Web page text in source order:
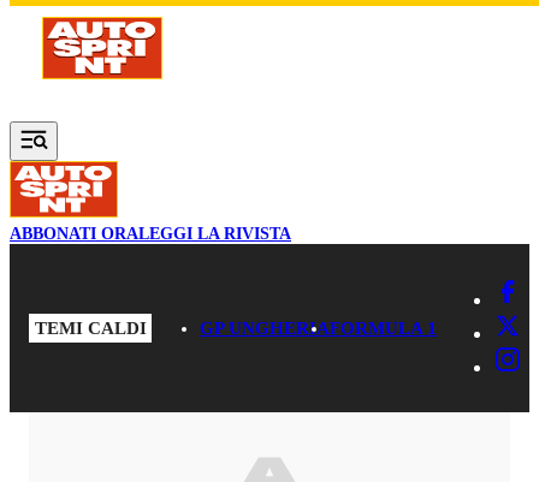
Vai al contenuto principale
ABBONATI ORALEGGI LA RIVISTA
TEMI CALDI GP UNGHERIAFORMULA 1